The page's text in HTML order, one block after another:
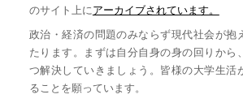
のサイト上にアーカイブされています。
政治・経済の問題のみならず現代社会が抱
たります。まずは自分自身の身の回りから
つ解決していきましょう。皆様の大学生活
ることを願っています。